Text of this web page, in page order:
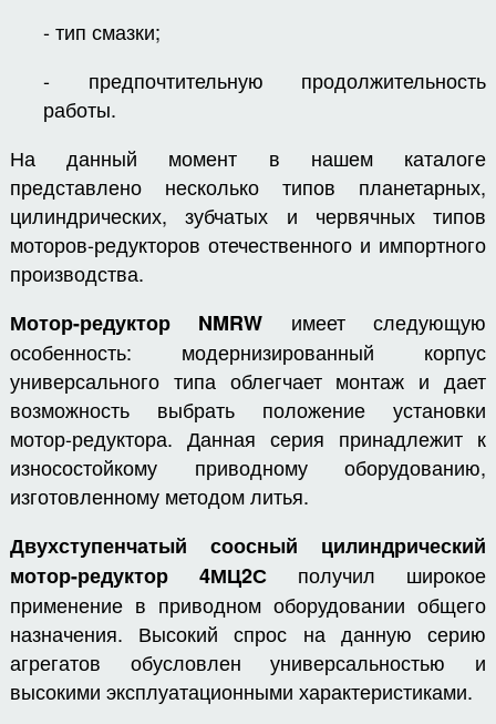
- тип смазки;
- предпочтительную продолжительность
работы.
На данный момент в нашем каталоге
представлено несколько типов планетарных,
цилиндрических, зубчатых и червячных типов
моторов-редукторов отечественного и импортного
производства.
Мотор-редуктор NMRW имеет следующую
особенность: модернизированный корпус
универсального типа облегчает монтаж и дает
возможность выбрать положение установки
мотор-редуктора. Данная серия принадлежит к
износостойкому приводному оборудованию,
изготовленному методом литья.
Двухступенчатый соосный цилиндрический
мотор-редуктор 4МЦ2С получил широкое
применение в приводном оборудовании общего
назначения. Высокий спрос на данную серию
агрегатов обусловлен универсальностью и
высокими эксплуатационными характеристиками.